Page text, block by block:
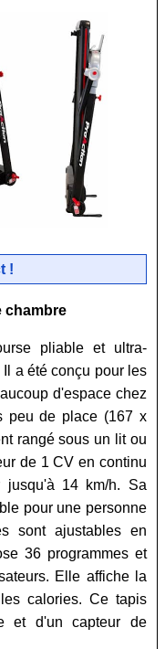
!
chambre
pliable et ultra-
a été conçu pour les
d'espace chez
peu de place (167 x
rangé sous un lit ou
de 1 CV en continu
jusqu'à 14 km/h. Sa
pour une personne
sont ajustables en
36 programmes et
Elle affiche la
calories. Ce tapis
et d'un capteur de